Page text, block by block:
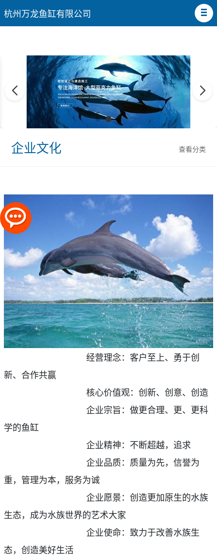
杭州万龙鱼缸有限公司
查看分类
企业文化
经营理念：客户至上、勇于创
新、合作共赢
核心价值观：创新、创意、创造
企业宗旨：做更合理、更、更科
学的鱼缸
企业精神：不断超越，追求
企业品质：质量为先，信誉为
重，管理为本，服务为诚
企业愿景：创造更加原生的水族
生态，成为水族世界的艺术大家
企业使命：致力于改善水族生
态，创造美好生活